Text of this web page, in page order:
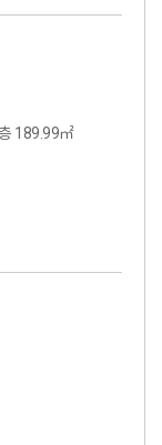
189.99㎡